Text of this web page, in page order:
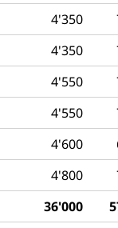
4'350
4'350
4'550
4'550
4'600
4'800
36'000